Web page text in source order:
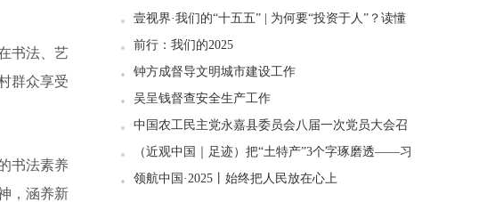
书法、艺
群众享受
书法素养
，涵养新
一直惦念在心
壹视界·我们的“十五五” | 为何要“投资于人”？读懂
政策里的发展密码
前行：我们的2025
钟方成督导文明城市建设工作
吴呈钱督查安全生产工作
中国农工民主党永嘉县委员会八届一次党员大会召
开
（近观中国｜足迹）把“土特产”3个字琢磨透——习
近平走进柚子园
领航中国·2025丨始终把人民放在心上